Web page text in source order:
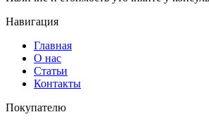
Навигация
Главная
О нас
Статьи
Контакты
Покупателю